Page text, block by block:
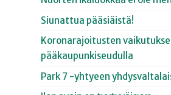
Siunattua pääsiäistä!
Koronarajoitusten
pääkaupunkiseudulla
Park 7 -yhtyeen